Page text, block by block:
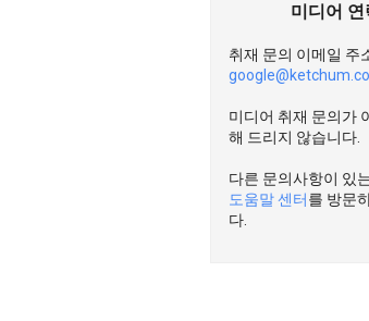
미디어 연
취재 문의 이메일 주
미디어 취재 문의가
해 드리지 않습니다.
다른 문의사항이 있
도움말 센터를 방문
다.